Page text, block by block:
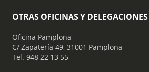
OTRAS OFICINAS Y DELEGACIONES
Oficina Pamplona
C/ Zapatería 49, 31001 Pamplona
Tel. 948 22 13 55